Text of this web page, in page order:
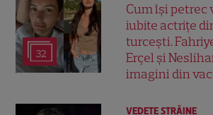
32
Cum își petrec
iubite actrițe
turcești.
Erçel și
imagini din
VEDETE STRĂINE